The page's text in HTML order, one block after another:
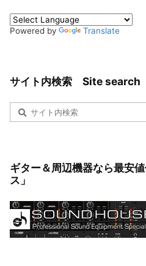
Powered by Translate
サイト内検索 Site search
ギター＆周辺機器なら最安
ス」